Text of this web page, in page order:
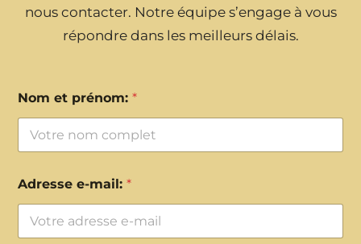
nous contacter. Notre équipe s’engage à vous
répondre dans les meilleurs délais.
Nom et prénom: *
Adresse e-mail: *